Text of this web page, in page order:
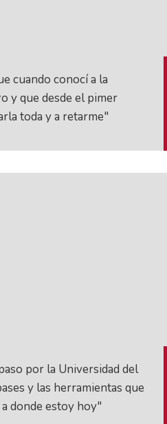
cuando conocí a la
y que desde el pimer
toda y a retarme"
por la Universidad del
y las herramientas que
donde estoy hoy"